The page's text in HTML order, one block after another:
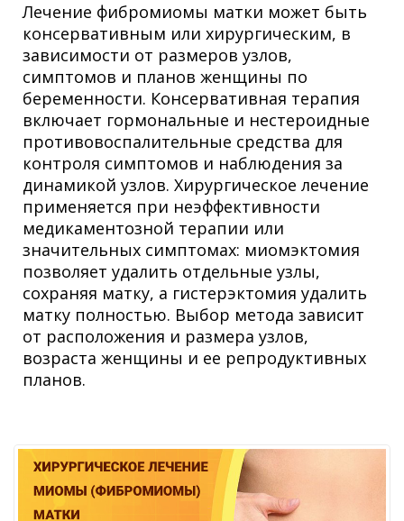
Лечение фибромиомы матки может быть
консервативным или хирургическим, в
зависимости от размеров узлов,
симптомов и планов женщины по
беременности. Консервативная терапия
включает гормональные и нестероидные
противовоспалительные средства для
контроля симптомов и наблюдения за
динамикой узлов. Хирургическое лечение
применяется при неэффективности
медикаментозной терапии или
значительных симптомах: миомэктомия
позволяет удалить отдельные узлы,
сохраняя матку, а гистерэктомия удалить
матку полностью. Выбор метода зависит
от расположения и размера узлов,
возраста женщины и ее репродуктивных
планов.